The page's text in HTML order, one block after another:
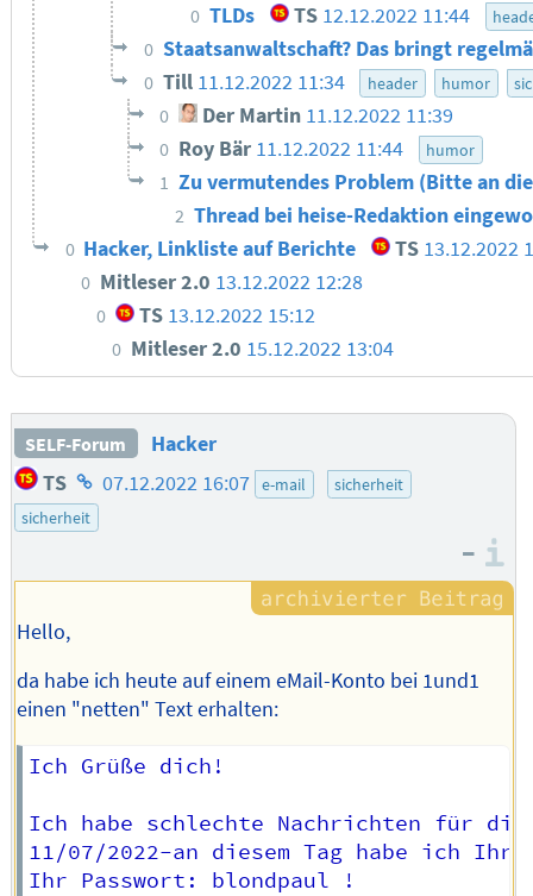
0 TLDs TS 12.12.2022 11:44
0 Staatsanwaltschaft? Das bringt
0 Till 11.12.2022 11:34 header humor
0 Der Martin 11.12.2022 11:39
0 Roy Bär 11.12.2022 11:44 humor
1 Zu vermutendes Problem (Bitte an
2 Thread bei heise-Redaktion
0 Hacker, Linkliste auf Berichte TS 13.12.2022
0 Mitleser 2.0 13.12.2022 12:28
0 TS 13.12.2022 15:12
0 Mitleser 2.0 15.12.2022 13:04
SELF-Forum
Hacker
TS Homepage
des
07.12.2022 16:07 e-mail
sicherheit
sicherheit
–
Hello,
da habe ich heute auf einem eMail-Konto bei 1und1
einen "netten" Text erhalten:
Ich Grüße dich!
Ich habe schlechte Nachrichten für
11/07/2022-an diesem Tag habe ich
Ihr Passwort: blondpaul !